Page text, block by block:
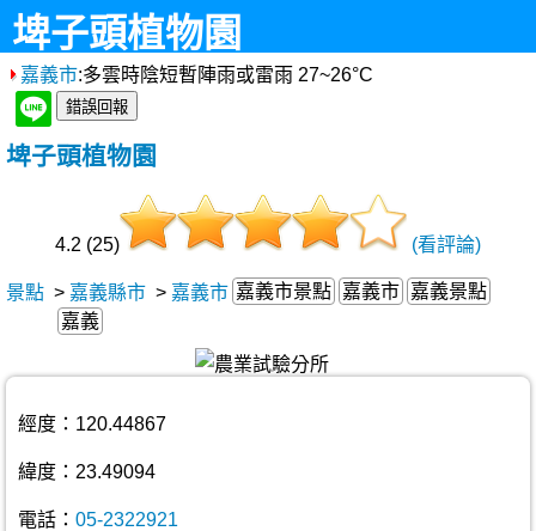
埤子頭植物園
嘉義市:多雲時陰短暫陣雨或雷雨 27~26°C
埤子頭植物園
4.2 (25) (看評論)
景點 > 嘉義縣市 > 嘉義市 嘉義市景點 嘉義市 嘉義景點
嘉義
經度：120.44867
緯度：23.49094
電話： 05-2322921